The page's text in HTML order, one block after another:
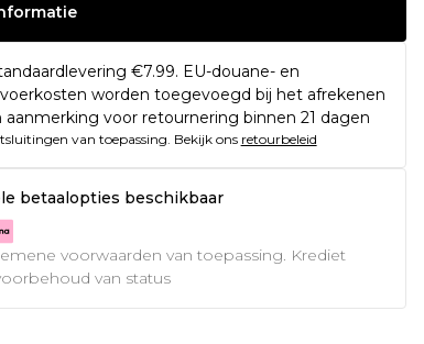
€7.99. EU-douane- en
worden toegevoegd bij het afrekenen
aanmerking voor retournering binnen 21 dagen
van toepassing. Bekijk ons retourbeleid
betaalopties beschikbaar
voorwaarden van toepassing. Krediet
van status